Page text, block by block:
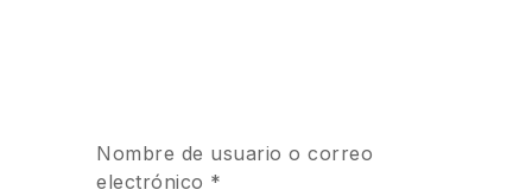
Nombre de usuario o correo
electrónico *